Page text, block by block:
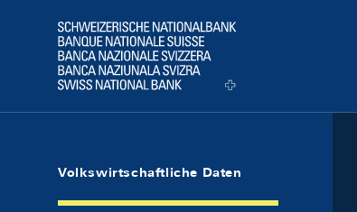
Logo
Volkswirtschaftliche Daten